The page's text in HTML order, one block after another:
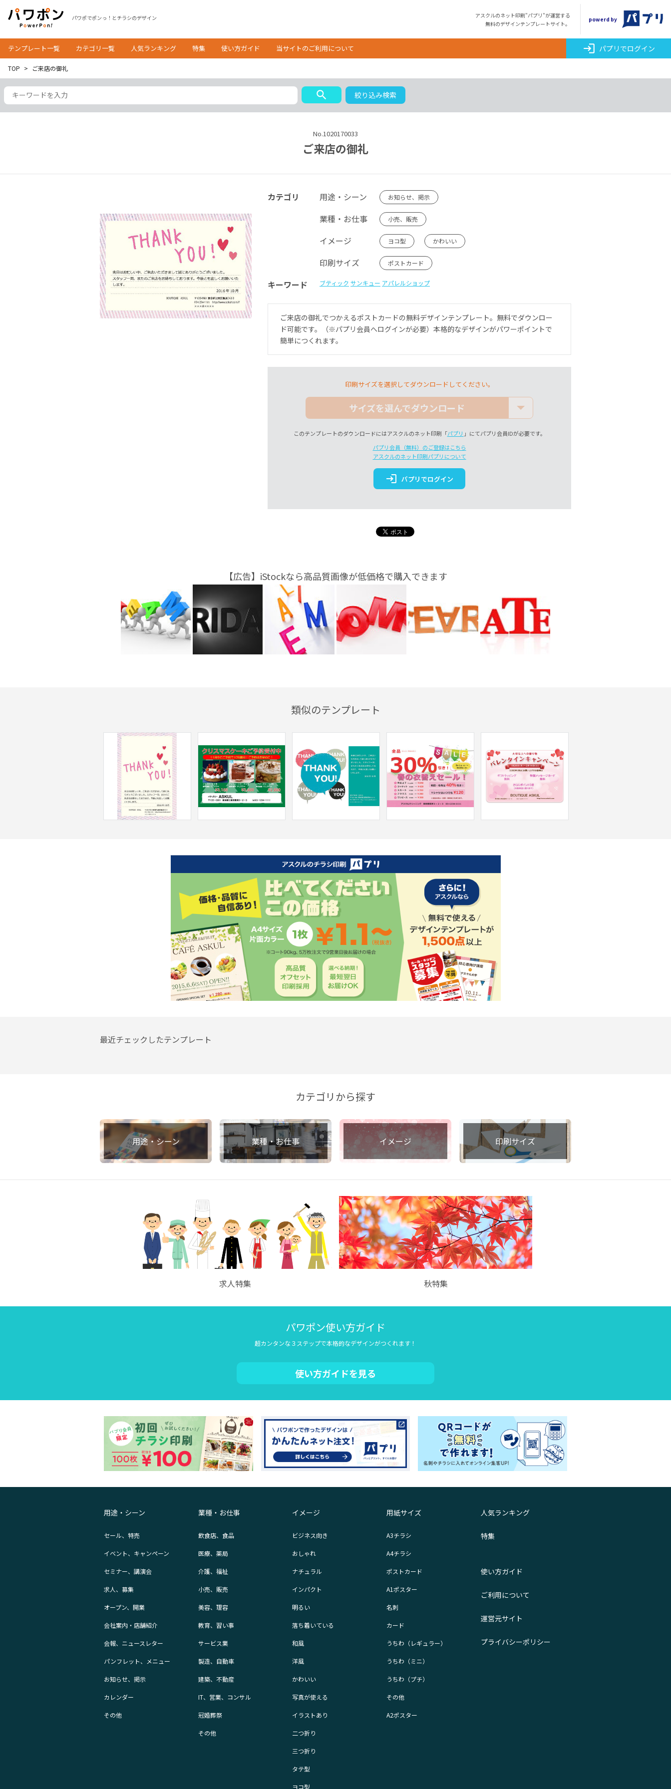
パワポでポンっ！とチラシのデザイン
アスクルのネット印刷"パプリ"が運営する
無料のデザインテンプレートサイト。
powerd by
テンプレート一覧 カテゴリ一覧 人気ランキング 特集 使い方ガイド 当サイトのご利用について login パプリでログイン
TOP ご来店の御礼
search 絞り込み検索
No.1020170033
ご来店の御礼
カテゴリ 用途・シーン お知らせ、掲示
業種・お仕事 小売、販売
イメージ ヨコ型 かわいい
印刷サイズ ポストカード
キーワード ブティック サンキュー アパレルショップ
ご来店の御礼でつかえるポストカードの無料デザインテンプレート。無料でダウンロー
ド可能です。（※パプリ会員へログインが必要）本格的なデザインがパワーポイントで
簡単につくれます。
印刷サイズを選択してダウンロードしてください。
サイズを選んでダウンロード
このテンプレートのダウンロードにはアスクルのネット印刷「パプリ 」にてパプリ会員IDが必要です。
パプリ会員（無料）のご登録はこちら
アスクルのネット印刷パプリについて
login パプリでログイン
【広告】iStockなら高品質画像が低価格で購入できます
類似のテンプレート
最近チェックしたテンプレート
カテゴリから探す
用途・シーン 業種・お仕事 イメージ 印刷サイズ
求人特集 秋特集
パワポン使い方ガイド
超カンタンな３ステップで本格的なデザインがつくれます！
使い方ガイドを見る
用途・シーン
セール、特売
イベント、キャンペーン
セミナー、講演会
求人、募集
オープン、開業
会社案内・店舗紹介
会報、ニュースレター
パンフレット、メニュー
お知らせ、掲示
カレンダー
その他
業種・お仕事
飲食店、食品
医療、薬局
介護、福祉
小売、販売
美容、理容
教育、習い事
サービス業
製造、自動車
建築、不動産
IT、営業、コンサル
冠婚葬祭
その他
イメージ
ビジネス向き
おしゃれ
ナチュラル
インパクト
明るい
落ち着いている
和風
洋風
かわいい
写真が使える
イラストあり
二つ折り
三つ折り
タテ型
ヨコ型
用紙サイズ
A3チラシ
A4チラシ
ポストカード
A1ポスター
名刺
カード
うちわ（レギュラー）
うちわ（ミニ）
うちわ（プチ）
その他
A2ポスター
人気ランキング
特集
使い方ガイド
ご利用について
運営元サイト
プライバシーポリシー